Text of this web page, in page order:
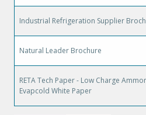
Industrial Refrigeration Supplier
Natural Leader Brochure
RETA Tech Paper - Low Charge
Evapcold White Paper